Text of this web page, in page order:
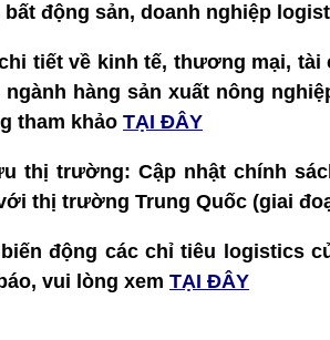
động sản, doanh nghiệp
tiết về kinh tế, thương mại,
hàng sản xuất nông
tham khảo TẠI ĐÂY
thị trường: Cập nhật chính
thị trường Trung Quốc (giai
động các chỉ tiêu logistics
vui lòng xem TẠI ĐÂY